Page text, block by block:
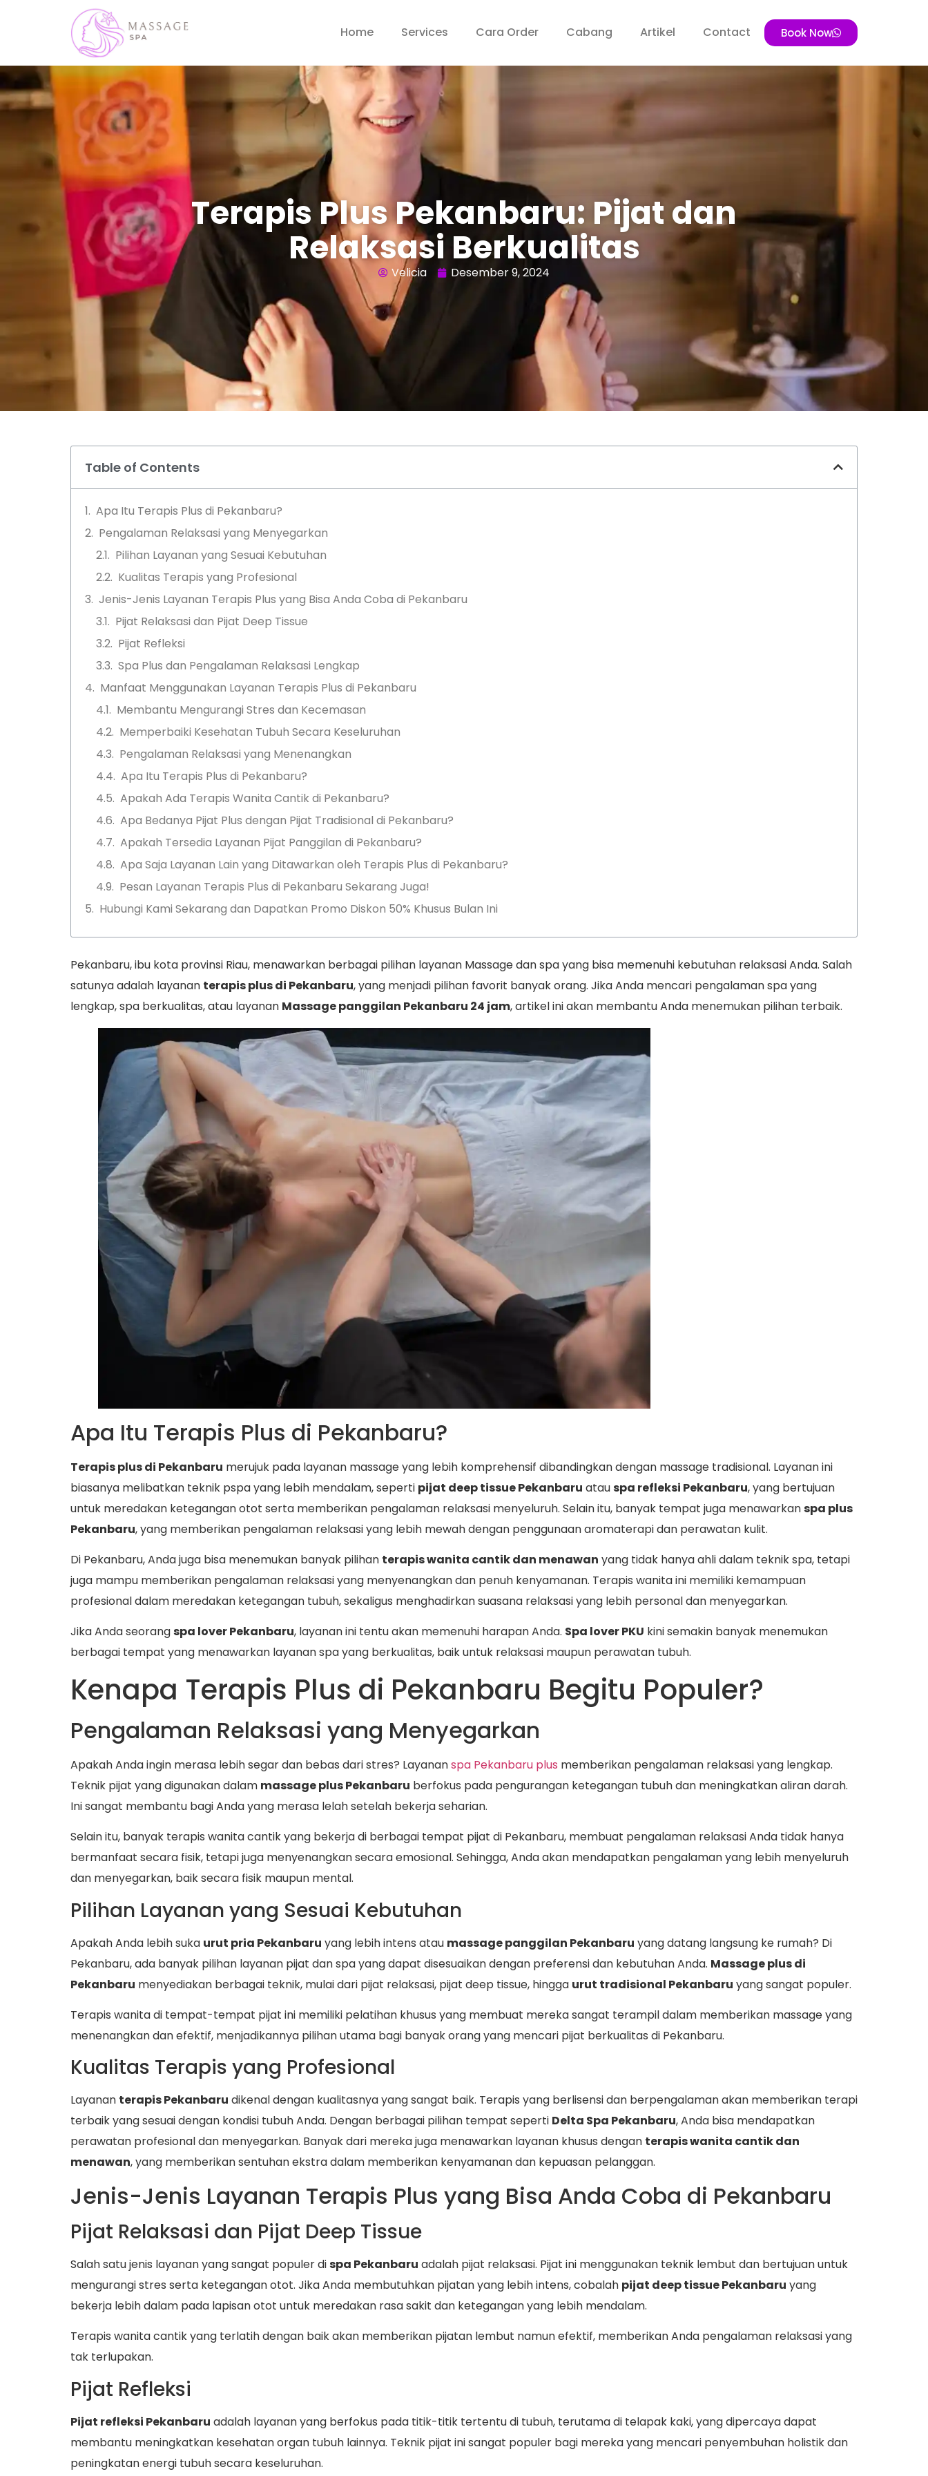
Home Services Cara Order Cabang Artikel Contact Book Now
Terapis Plus Pekanbaru: Pijat dan
Relaksasi Berkualitas
Velicia Desember 9, 2024
Table of Contents
Apa Itu Terapis Plus di Pekanbaru?
Pengalaman Relaksasi yang Menyegarkan
Pilihan Layanan yang Sesuai Kebutuhan
Kualitas Terapis yang Profesional
Jenis-Jenis Layanan Terapis Plus yang Bisa Anda Coba di Pekanbaru
Pijat Relaksasi dan Pijat Deep Tissue
Pijat Refleksi
Spa Plus dan Pengalaman Relaksasi Lengkap
Manfaat Menggunakan Layanan Terapis Plus di Pekanbaru
Membantu Mengurangi Stres dan Kecemasan
Memperbaiki Kesehatan Tubuh Secara Keseluruhan
Pengalaman Relaksasi yang Menenangkan
Apa Itu Terapis Plus di Pekanbaru?
Apakah Ada Terapis Wanita Cantik di Pekanbaru?
Apa Bedanya Pijat Plus dengan Pijat Tradisional di Pekanbaru?
Apakah Tersedia Layanan Pijat Panggilan di Pekanbaru?
Apa Saja Layanan Lain yang Ditawarkan oleh Terapis Plus di Pekanbaru?
Pesan Layanan Terapis Plus di Pekanbaru Sekarang Juga!
Hubungi Kami Sekarang dan Dapatkan Promo Diskon 50% Khusus Bulan Ini
Pekanbaru, ibu kota provinsi Riau, menawarkan berbagai pilihan layanan Massage dan spa yang bisa memenuhi kebutuhan relaksasi Anda. Salah
satunya adalah layanan terapis plus di Pekanbaru, yang menjadi pilihan favorit banyak orang. Jika Anda mencari pengalaman spa yang
lengkap, spa berkualitas, atau layanan Massage panggilan Pekanbaru 24 jam, artikel ini akan membantu Anda menemukan pilihan terbaik.
Apa Itu Terapis Plus di Pekanbaru?
Terapis plus di Pekanbaru merujuk pada layanan massage yang lebih komprehensif dibandingkan dengan massage tradisional. Layanan ini
biasanya melibatkan teknik pspa yang lebih mendalam, seperti pijat deep tissue Pekanbaru atauspa refleksi Pekanbaru, yang bertujuan
untuk meredakan ketegangan otot serta memberikan pengalaman relaksasi menyeluruh. Selain itu, banyak tempat juga menawarkanspa plus
Pekanbaru, yang memberikan pengalaman relaksasi yang lebih mewah dengan penggunaan aromaterapi dan perawatan kulit.
Di Pekanbaru, Anda juga bisa menemukan banyak pilihan terapis wanita cantik dan menawan yang tidak hanya ahli dalam teknik spa, tetapi
juga mampu memberikan pengalaman relaksasi yang menyenangkan dan penuh kenyamanan. Terapis wanita ini memiliki kemampuan
profesional dalam meredakan ketegangan tubuh, sekaligus menghadirkan suasana relaksasi yang lebih personal dan menyegarkan.
Jika Anda seorangspa lover Pekanbaru, layanan ini tentu akan memenuhi harapan Anda. Spa lover PKU kini semakin banyak menemukan
berbagai tempat yang menawarkan layanan spa yang berkualitas, baik untuk relaksasi maupun perawatan tubuh.
Kenapa Terapis Plus di Pekanbaru Begitu Populer?
Pengalaman Relaksasi yang Menyegarkan
Apakah Anda ingin merasa lebih segar dan bebas dari stres? Layananspa Pekanbaru plus memberikan pengalaman relaksasi yang lengkap.
Teknik pijat yang digunakan dalam massage plus Pekanbaru berfokus pada pengurangan ketegangan tubuh dan meningkatkan aliran darah.
Ini sangat membantu bagi Anda yang merasa lelah setelah bekerja seharian.
Selain itu, banyak terapis wanita cantik yang bekerja di berbagai tempat pijat di Pekanbaru, membuat pengalaman relaksasi Anda tidak hanya
bermanfaat secara fisik, tetapi juga menyenangkan secara emosional. Sehingga, Anda akan mendapatkan pengalaman yang lebih menyeluruh
dan menyegarkan, baik secara fisik maupun mental.
Pilihan Layanan yang Sesuai Kebutuhan
Apakah Anda lebih suka urut pria Pekanbaru yang lebih intens atau massage panggilan Pekanbaru yang datang langsung ke rumah? Di
Pekanbaru, ada banyak pilihan layanan pijat dan spa yang dapat disesuaikan dengan preferensi dan kebutuhan Anda. Massage plus di
Pekanbaru menyediakan berbagai teknik, mulai dari pijat relaksasi, pijat deep tissue, hingga urut tradisional Pekanbaru yang sangat populer.
Terapis wanita di tempat-tempat pijat ini memiliki pelatihan khusus yang membuat mereka sangat terampil dalam memberikan massage yang
menenangkan dan efektif, menjadikannya pilihan utama bagi banyak orang yang mencari pijat berkualitas di Pekanbaru.
Kualitas Terapis yang Profesional
Layanan terapis Pekanbaru dikenal dengan kualitasnya yang sangat baik. Terapis yang berlisensi dan berpengalaman akan memberikan terapi
terbaik yang sesuai dengan kondisi tubuh Anda. Dengan berbagai pilihan tempat seperti Delta Spa Pekanbaru, Anda bisa mendapatkan
perawatan profesional dan menyegarkan. Banyak dari mereka juga menawarkan layanan khusus dengan terapis wanita cantik dan
menawan, yang memberikan sentuhan ekstra dalam memberikan kenyamanan dan kepuasan pelanggan.
Jenis-Jenis Layanan Terapis Plus yang Bisa Anda Coba di Pekanbaru
Pijat Relaksasi dan Pijat Deep Tissue
Salah satu jenis layanan yang sangat populer dispa Pekanbaru adalah pijat relaksasi. Pijat ini menggunakan teknik lembut dan bertujuan untuk
mengurangi stres serta ketegangan otot. Jika Anda membutuhkan pijatan yang lebih intens, cobalah pijat deep tissue Pekanbaru yang
bekerja lebih dalam pada lapisan otot untuk meredakan rasa sakit dan ketegangan yang lebih mendalam.
Terapis wanita cantik yang terlatih dengan baik akan memberikan pijatan lembut namun efektif, memberikan Anda pengalaman relaksasi yang
tak terlupakan.
Pijat Refleksi
Pijat refleksi Pekanbaru adalah layanan yang berfokus pada titik-titik tertentu di tubuh, terutama di telapak kaki, yang dipercaya dapat
membantu meningkatkan kesehatan organ tubuh lainnya. Teknik pijat ini sangat populer bagi mereka yang mencari penyembuhan holistik dan
peningkatan energi tubuh secara keseluruhan.